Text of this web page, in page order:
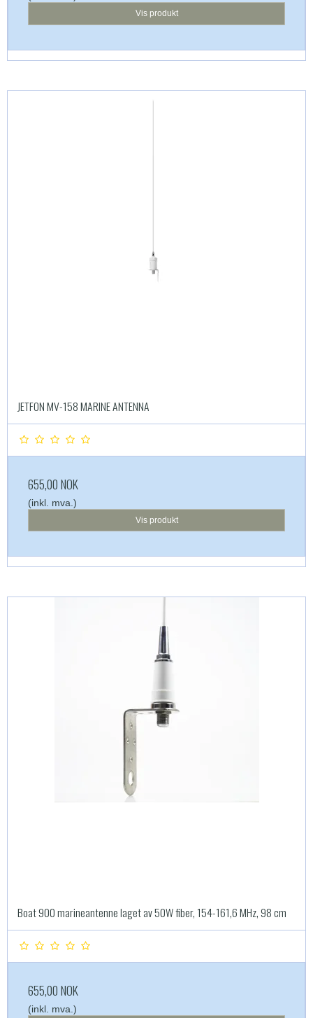
Vis produkt
JETFON MV-158 MARINE ANTENNA
655,00 NOK
(inkl. mva.)
Vis produkt
Boat 900 marineantenne laget av 50W fiber, 154-161,6 MHz, 98 cm
655,00 NOK
(inkl. mva.)